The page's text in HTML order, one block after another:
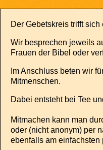
Der Gebetskreis trifft
Wir besprechen jeweils
Frauen der Bibel oder
Im Anschluss beten wir
Mitmenschen.
Dabei entsteht bei Tee
Mitmachen kann man
oder (nicht anonym) per
ebenfalls am einfachsten